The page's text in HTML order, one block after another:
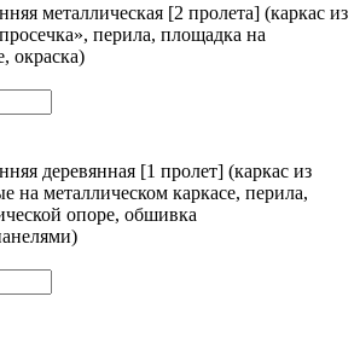
металлическая [2 пролета] (каркас из
перила, площадка на
окраска)
деревянная [1 пролет] (каркас из
на металлическом каркасе, перила,
опоре, обшивка